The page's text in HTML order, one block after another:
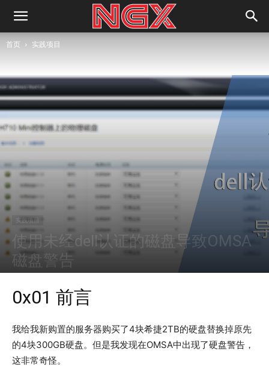
首页 实践项目
实践项目
使用未经dell认证的磁盘导致OMSA
磁盘警告
0x01 前言
我给我新购置的服务器购买了4块希捷2TB的硬盘替换掉原先
的4块300GB硬盘。但是我发现在OMSA中出现了硬盘警告，
这非常奇怪。